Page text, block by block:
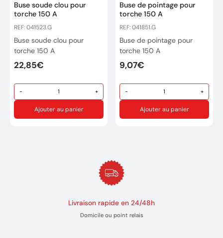
Buse soude clou pour
torche 150 A
REF: 041523.G
Buse soude clou pour
torche 150 A
22,85€
- +
Ajouter au panier
Buse de pointage pour
torche 150 A
REF: 041851.G
Buse de pointage pour
torche 150 A
9,07€
- +
Ajouter au panier
Livraison rapide en 24/48h
Domicile ou point relais